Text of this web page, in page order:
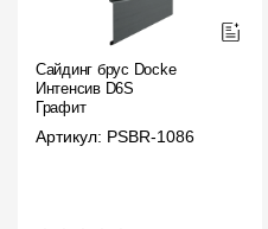
Сайдинг брус Docke
Интенсив D6S
Графит
Артикул: PSBR-1086